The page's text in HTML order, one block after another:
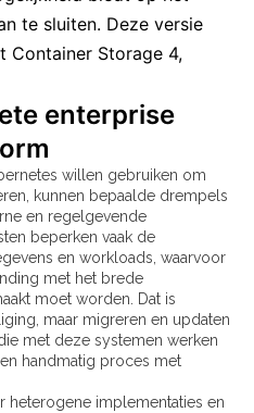
te sluiten. Deze versie
Container Storage 4,
enterprise
willen gebruiken om
kunnen bepaalde drempels
en regelgevende
beperken vaak de
en workloads, waarvoor
met het brede
moet worden. Dat is
maar migreren en updaten
met deze systemen werken
handmatig proces met
heterogene implementaties en